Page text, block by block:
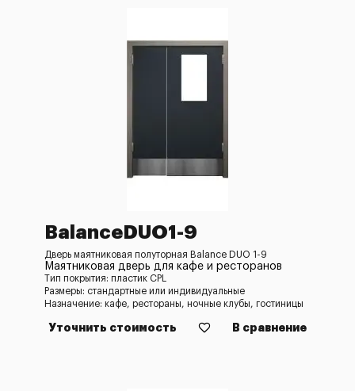
BalanceDUO1-9
Дверь маятниковая полуторная Balance DUO 1-9
Маятниковая дверь для кафе и ресторанов
Тип покрытия: пластик CPL
Размеры: стандартные или индивидуальные
Назначение: кафе, рестораны, ночные клубы, гостиницы
Уточнить стоимость В сравнение